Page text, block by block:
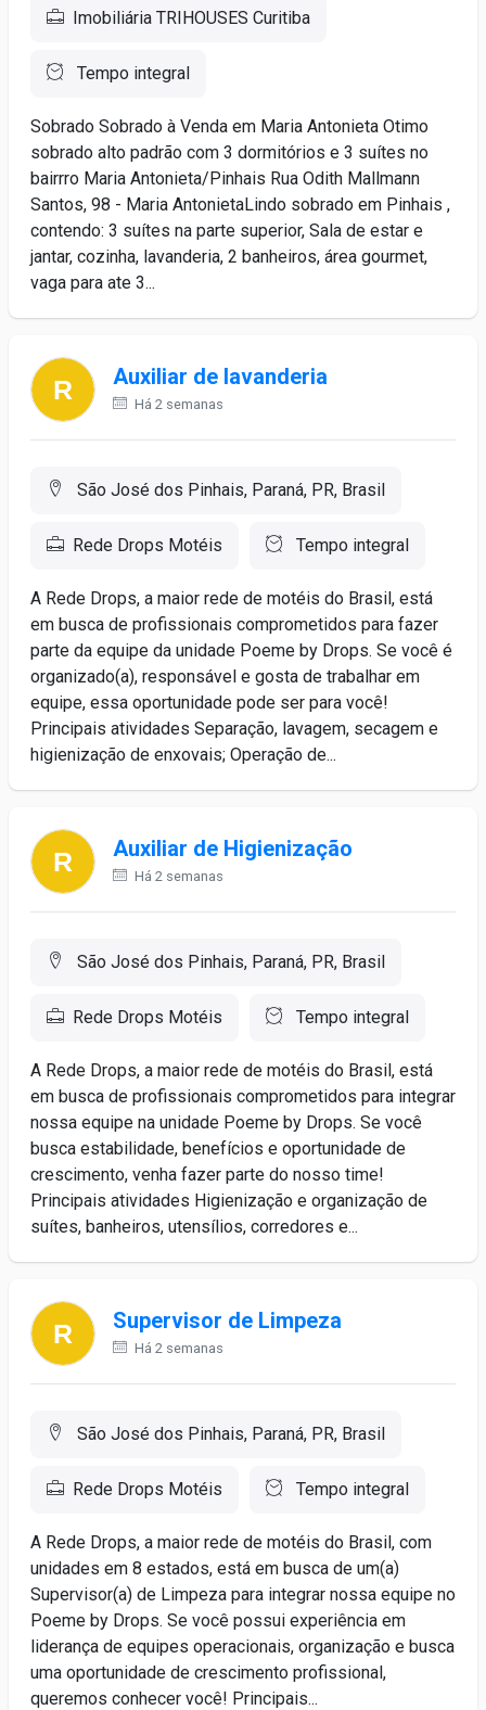
Imobiliária TRIHOUSES Curitiba
Tempo integral
Sobrado Sobrado à Venda em Maria Antonieta Otimo
sobrado alto padrão com 3 dormitórios e 3 suítes no
bairrro Maria Antonieta/Pinhais Rua Odith Mallmann
Santos, 98 - Maria AntonietaLindo sobrado em Pinhais ,
contendo: 3 suítes na parte superior, Sala de estar e
jantar, cozinha, lavanderia, 2 banheiros, área gourmet,
vaga para ate 3...
Auxiliar de lavanderia
Há 2 semanas
São José dos Pinhais, Paraná, PR, Brasil
Rede Drops Motéis Tempo integral
A Rede Drops, a maior rede de motéis do Brasil, está
em busca de profissionais comprometidos para fazer
parte da equipe da unidade Poeme by Drops. Se você é
organizado(a), responsável e gosta de trabalhar em
equipe, essa oportunidade pode ser para você!
Principais atividades Separação, lavagem, secagem e
higienização de enxovais; Operação de...
Auxiliar de Higienização
Há 2 semanas
São José dos Pinhais, Paraná, PR, Brasil
Rede Drops Motéis Tempo integral
A Rede Drops, a maior rede de motéis do Brasil, está
em busca de profissionais comprometidos para integrar
nossa equipe na unidade Poeme by Drops. Se você
busca estabilidade, benefícios e oportunidade de
crescimento, venha fazer parte do nosso time!
Principais atividades Higienização e organização de
suítes, banheiros, utensílios, corredores e...
Supervisor de Limpeza
Há 2 semanas
São José dos Pinhais, Paraná, PR, Brasil
Rede Drops Motéis Tempo integral
A Rede Drops, a maior rede de motéis do Brasil, com
unidades em 8 estados, está em busca de um(a)
Supervisor(a) de Limpeza para integrar nossa equipe no
Poeme by Drops. Se você possui experiência em
liderança de equipes operacionais, organização e busca
uma oportunidade de crescimento profissional,
queremos conhecer você! Principais...